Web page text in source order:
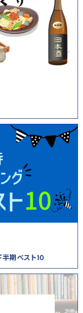
期ベスト10